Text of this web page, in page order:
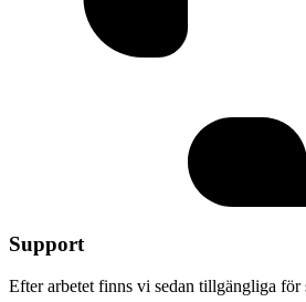
Support
Efter arbetet finns vi sedan tillgängliga för